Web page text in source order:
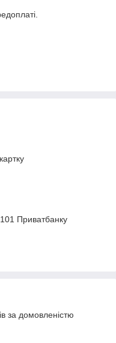
Приватбанку
за домовленістю